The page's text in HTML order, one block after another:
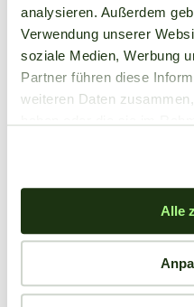
analysieren. Außerdem
Verwendung unserer
soziale Medien, Werbung
Partner führen diese
weiteren Daten
Alle